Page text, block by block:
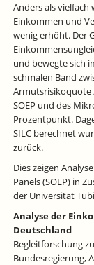
Anders als
Einkommen und
wenig erhöht. Der
und bewegte sich
schmalen Band
Armutsrisikoquote
SOEP und des
Prozentpunkt.
SILC berechnet
zurück.
Dies zeigen
Panels (SOEP) in
der Universität
Analyse der
Deutschland
Begleitforschung
Bundesregierung,